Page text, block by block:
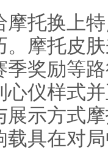
摩托换上
。摩托皮
季奖励等
心仪样式
展示方式
载具在对